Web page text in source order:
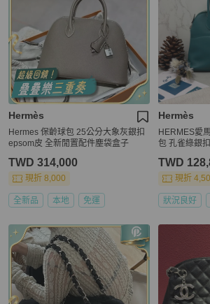
Hermès
Hermes 保齡球包 25公分大象灰銀扣
epsom皮 全新閒置配件塵袋盒子
TWD 314,000
現折 8,000
全新品 本地 免運
Hermès
HERMES愛
包 孔雀綠銀
TWD
現折
狀況良好